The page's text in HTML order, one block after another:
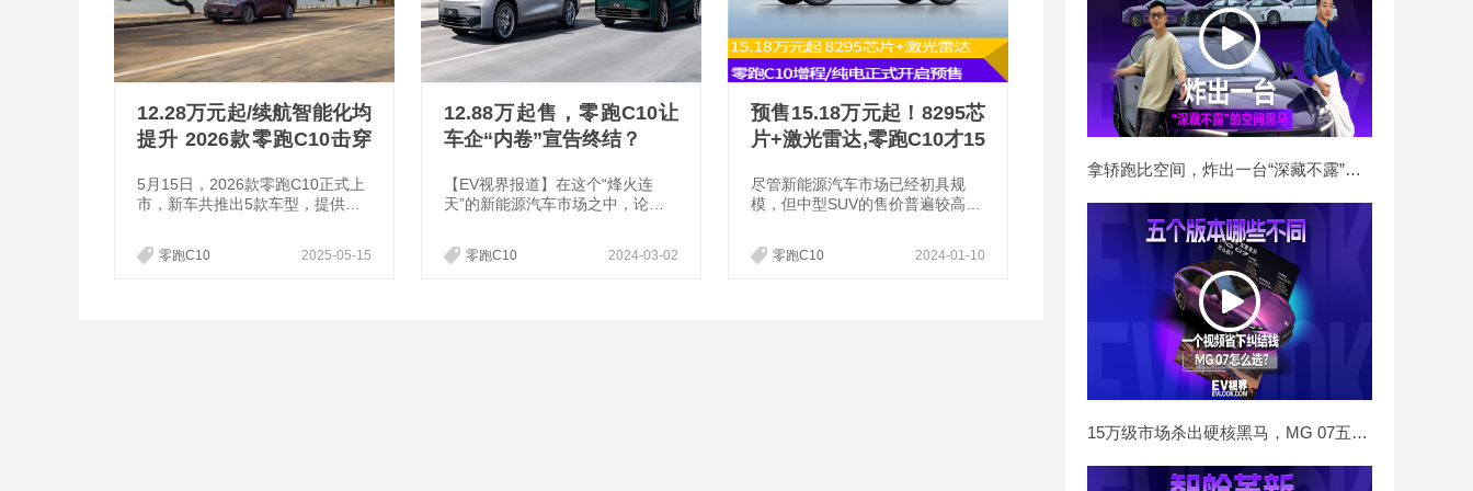
12.28万元起/续航智能化均
提升 2026款零跑C10击穿
5月15日，2026款零跑C10正式上
市，新车共推出5款车型，提供纯
8万-14.28万元。新车在续航、驾
控、智能、设计四大方面实现了全
2025-05-15
零跑C10
12.88万起售，零跑C10让
车企“内卷”宣告终结？
【EV视界报道】在这个“烽火连
天”的新能源汽车市场之中，论哪
绝对榜上有名。可是它却说[我们要
正式“开卷”!]
2024-03-02
零跑C10
预售15.18万元起！8295芯
片+激光雷达,零跑C10才15
尽管新能源汽车市场已经初具规
模，但中型SUV的售价普遍较高，
跑汽车却以其出色的性价比打破了
这一局面，成为了不少消费者的首
2024-01-10
零跑C10
拿轿跑比空间，炸出一台“深藏不露”的空间黑马
15万级市场杀出硬核黑马，MG 07五个版本应该怎么选？